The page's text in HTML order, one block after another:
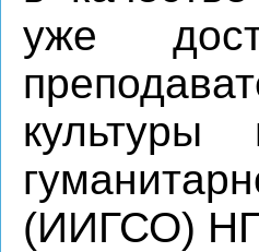
уже
культуры
(ИИГСО)